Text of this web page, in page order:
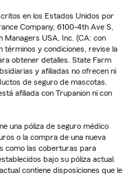
en los Estados Unidos por
Company, 6100-4th Ave S,
Managers USA, Inc. (CA: con
términos y condiciones, revise la
obtener detalles. State Farm
y afiliadas no ofrecen ni
de seguro de mascotas.
afiliada con Trupanion ni con
una póliza de seguro médico
o la compra de una nueva
como las coberturas para
bajo su póliza actual.
contiene disposiciones que le